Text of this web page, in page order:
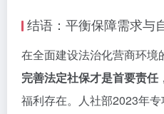
结语：平衡保障需求与
在全面建设法治化营商环境
完善法定社保才是首要责任
福利存在。人社部2023年